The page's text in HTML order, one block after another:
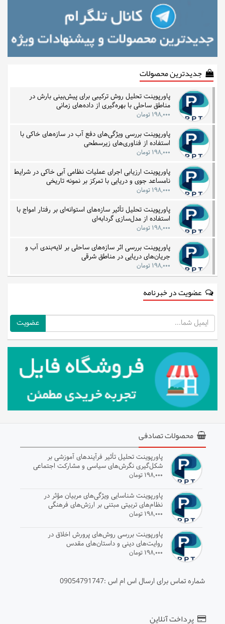
جدیدترین محصولات
پاورپوینت تحلیل روش ترکیبی برای پیش‌بینی بارش در
مناطق ساحلی با بهره‌گیری از داده‌های زمانی
۱۹۸,۰۰۰ تومان
پاورپوینت بررسی ویژگی‌های دفع آب در سازه‌های خاکی با
استفاده از فناوری‌های زیرسطحی
۱۹۸,۰۰۰ تومان
پاورپوینت ارزیابی اجرای عملیات نظامی آبی خاکی در شرایط
نامساعد جوی و دریایی با تمرکز بر نمونه تاریخی
۱۹۸,۰۰۰ تومان
پاورپوینت تحلیل تأثیر سازه‌های استوانه‌ای بر رفتار امواج با
استفاده از مدل‌سازی گردابه‌ای
۱۹۸,۰۰۰ تومان
پاورپوینت بررسی اثر سازه‌های ساحلی بر لایه‌بندی آب و
جریان‌های دریایی در مناطق شرقی
۱۹۸,۰۰۰ تومان
عضویت در خبرنامه
ایمیل
محصولات تصادفی
پاورپوینت تحلیل تأثیر فرآیندهای آموزشی بر
شکل‌گیری نگرش‌های سیاسی و مشارکت اجتماعی
۱۹۸,۰۰۰ تومان
پاورپوینت شناسایی ویژگی‌های مربیان مؤثر در
نظام‌های تربیتی مبتنی بر ارزش‌های فرهنگی
۱۹۸,۰۰۰ تومان
پاورپوینت بررسی روش‌های پرورش اخلاق در
روایت‌های دینی و داستان‌های مقدس
۱۹۸,۰۰۰ تومان
شماره تماس برای ارسال اس ام اس :09054791747
پرداخت آنلاین